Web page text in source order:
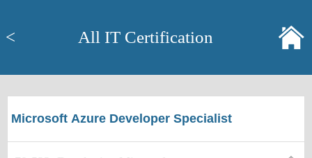
< All IT Certification
Microsoft Azure Developer Specialist